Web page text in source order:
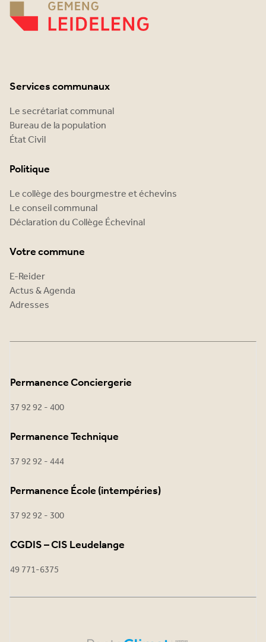
Services communaux
Le secrétariat communal
Bureau de la population
État Civil
Politique
Le collège des bourgmestre et échevins
Le conseil communal
Déclaration du Collège Échevinal
Votre commune
E-Reider
Actus & Agenda
Adresses
Permanence Conciergerie
37 92 92 - 400
Permanence Technique
37 92 92 - 444
Permanence École (intempéries)
37 92 92 - 300
CGDIS – CIS Leudelange
49 771-6375